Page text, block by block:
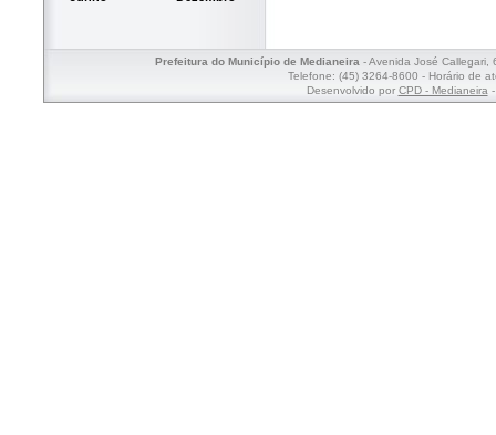
Prefeitura do Município de Medianeira- Avenida José Callegari,
Telefone: (45) 3264-8600 - Horário de
Desenvolvido por CPD - Medianeira-